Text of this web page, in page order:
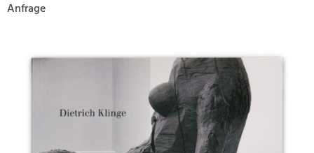
Anfrage